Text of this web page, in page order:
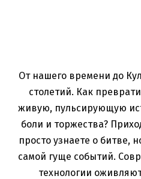
От нашего времени до
столетий. Как
живую, пульсирующую
боли и торжества?
просто узнаете о битве,
самой гуще событий.
технологии